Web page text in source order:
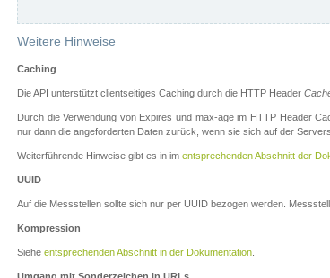
Weitere Hinweise
Caching
Die API unterstützt clientseitiges Caching durch die HTTP Header
Durch die Verwendung von Expires und max-age im HTTP Header
nur dann die angeforderten Daten zurück, wenn sie sich auf der
Weiterführende Hinweise gibt es in im entsprechenden Abschnitt der
UUID
Auf die Messstellen sollte sich nur per UUID bezogen werden.
Kompression
Siehe entsprechenden Abschnitt in der Dokumentation.